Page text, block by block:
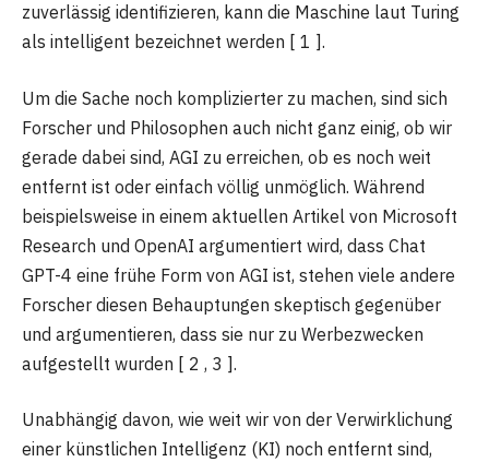
zuverlässig identifizieren, kann die Maschine laut Turing
als intelligent bezeichnet werden [ 1 ].
Um die Sache noch komplizierter zu machen, sind sich
Forscher und Philosophen auch nicht ganz einig, ob wir
gerade dabei sind, AGI zu erreichen, ob es noch weit
entfernt ist oder einfach völlig unmöglich. Während
beispielsweise in einem aktuellen Artikel von Microsoft
Research und OpenAI argumentiert wird, dass Chat
GPT-4 eine frühe Form von AGI ist, stehen viele andere
Forscher diesen Behauptungen skeptisch gegenüber
und argumentieren, dass sie nur zu Werbezwecken
aufgestellt wurden [ 2 , 3 ].
Unabhängig davon, wie weit wir von der Verwirklichung
einer künstlichen Intelligenz (KI) noch entfernt sind,